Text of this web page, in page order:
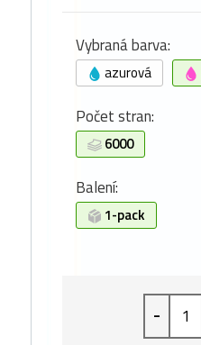
Vybraná barva:
azurová
Počet stran:
6000
Balení:
1-pack
-